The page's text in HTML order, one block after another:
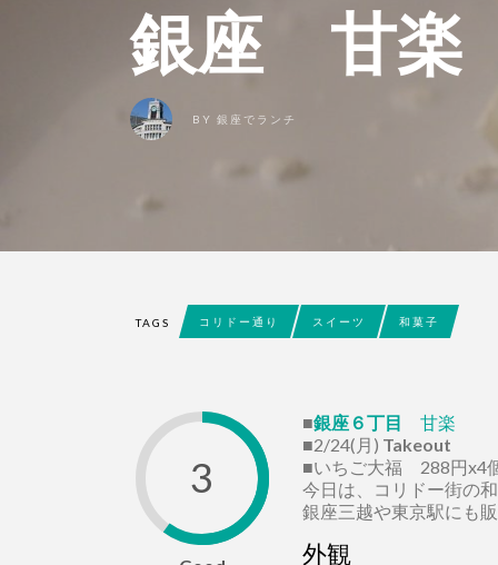
銀座 甘楽
BY 銀座でランチ
TAGS コリドー通り スイーツ 和菓子
3
■銀座６丁目
甘楽
■2/24(月) Takeout
■いちご大福 288円x4
今日は、コリドー街の
銀座三越や東京駅にも
外観